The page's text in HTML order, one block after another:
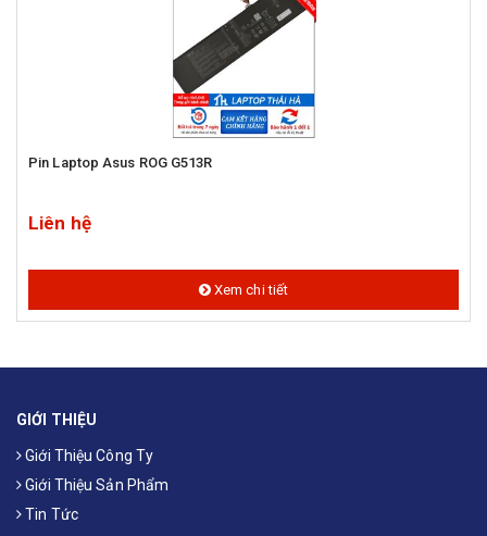
Pin Laptop Asus ROG G513R
Liên hệ
Xem chi tiết
GIỚI THIỆU
Giới Thiệu Công Ty
Giới Thiệu Sản Phẩm
Tin Tức